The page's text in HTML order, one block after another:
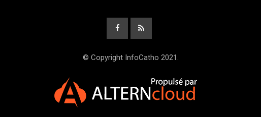
© Copyright InfoCatho 2021.